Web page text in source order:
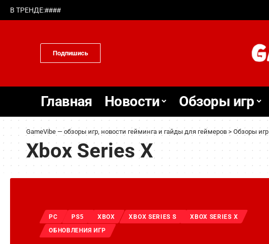
В ТРЕНДЕ:####
Подпишись
Главная Новости Обзоры игр
GameVibe — обзоры игр, новости гейминга и гайды для геймеров > Обзоры игр
Xbox Series X
PC PS5 XBOX XBOX SERIES S
XBOX SERIES X
ОБНОВЛЕНИЯ ИГР